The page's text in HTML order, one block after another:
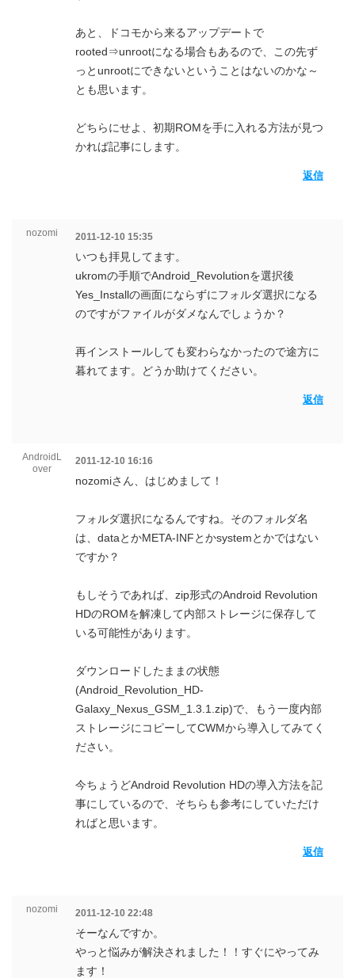
あと、ドコモから来るアップデートで
rooted⇒unrootになる場合もあるので、この先ず
っとunrootにできないということはないのかな～
とも思います。
どちらにせよ、初期ROMを手に入れる方法が見つ
かれば記事にします。
返信
nozomi 2011-12-10 15:35
いつも拝見してます。
ukromの手順でAndroid_Revolutionを選択後
Yes_Installの画面にならずにフォルダ選択になる
のですがファイルがダメなんでしょうか？
再インストールしても変わらなかったので途方に
暮れてます。どうか助けてください。
返信
AndroidL
over
2011-12-10 16:16
nozomiさん、はじめまして！
フォルダ選択になるんですね。そのフォルダ名
は、dataとかMETA-INFとかsystemとかではない
ですか？
もしそうであれば、zip形式のAndroid Revolution
HDのROMを解凍して内部ストレージに保存して
いる可能性があります。
ダウンロードしたままの状態
(Android_Revolution_HD-
Galaxy_Nexus_GSM_1.3.1.zip)で、もう一度内部
ストレージにコピーしてCWMから導入してみてく
ださい。
今ちょうどAndroid Revolution HDの導入方法を記
事にしているので、そちらも参考にしていただけ
ればと思います。
返信
nozomi 2011-12-10 22:48
そーなんですか。
やっと悩みが解決されました！！すぐにやってみ
ます！